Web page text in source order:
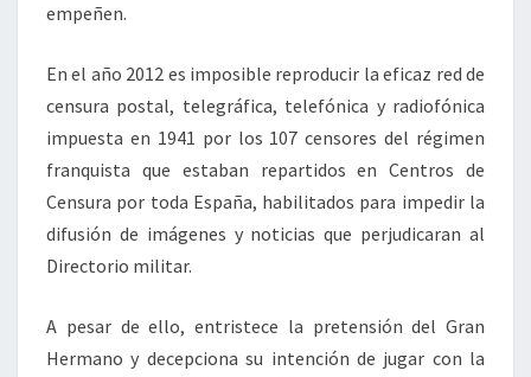
empeñen.
En el año 2012 es imposible reproducir la eficaz red de
censura postal, telegráfica, telefónica y radiofónica
impuesta en 1941 por los 107 censores del régimen
franquista que estaban repartidos en Centros de
Censura por toda España, habilitados para impedir la
difusión de imágenes y noticias que perjudicaran al
Directorio militar.
A pesar de ello, entristece la pretensión del Gran
Hermano y decepciona su intención de jugar con la